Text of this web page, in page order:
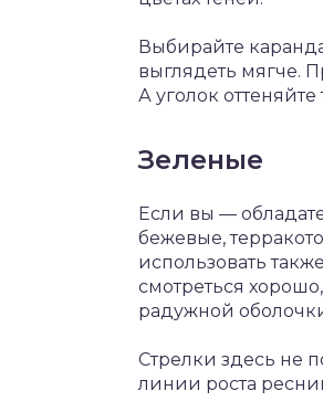
Выбирайте
выглядеть мягче.
А уголок
Зеленые
Если вы —
бежевые,
использовать
смотреться
радужной
Стрелки здесь не
линии роста